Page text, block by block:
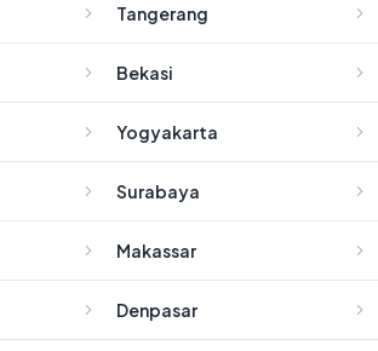
Tangerang
Bekasi
Yogyakarta
Surabaya
Makassar
Denpasar